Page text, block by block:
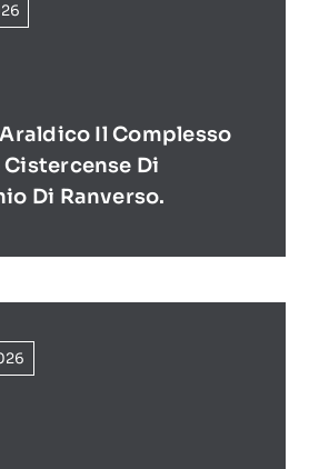
Il Complesso
Di
Di Ranverso.